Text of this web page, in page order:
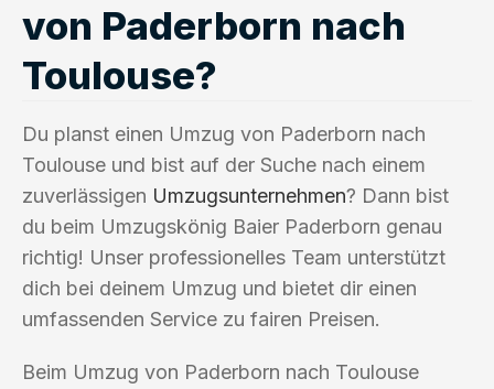
von Paderborn nach
Toulouse?
Du planst einen Umzug von Paderborn nach
Toulouse und bist auf der Suche nach einem
zuverlässigen Umzugsunternehmen? Dann bist
du beim Umzugskönig Baier Paderborn genau
richtig! Unser professionelles Team unterstützt
dich bei deinem Umzug und bietet dir einen
umfassenden Service zu fairen Preisen.
Beim Umzug von Paderborn nach Toulouse